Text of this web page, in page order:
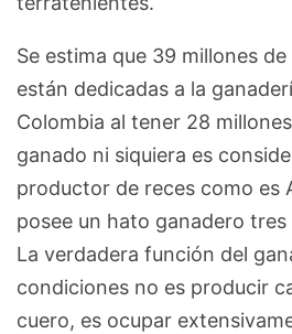
Se estima que 39 millones
están dedicadas a la
Colombia al tener 28
ganado ni siquiera es
productor de reces como es
posee un hato ganadero tres
La verdadera función del
condiciones no es producir
cuero, es ocupar